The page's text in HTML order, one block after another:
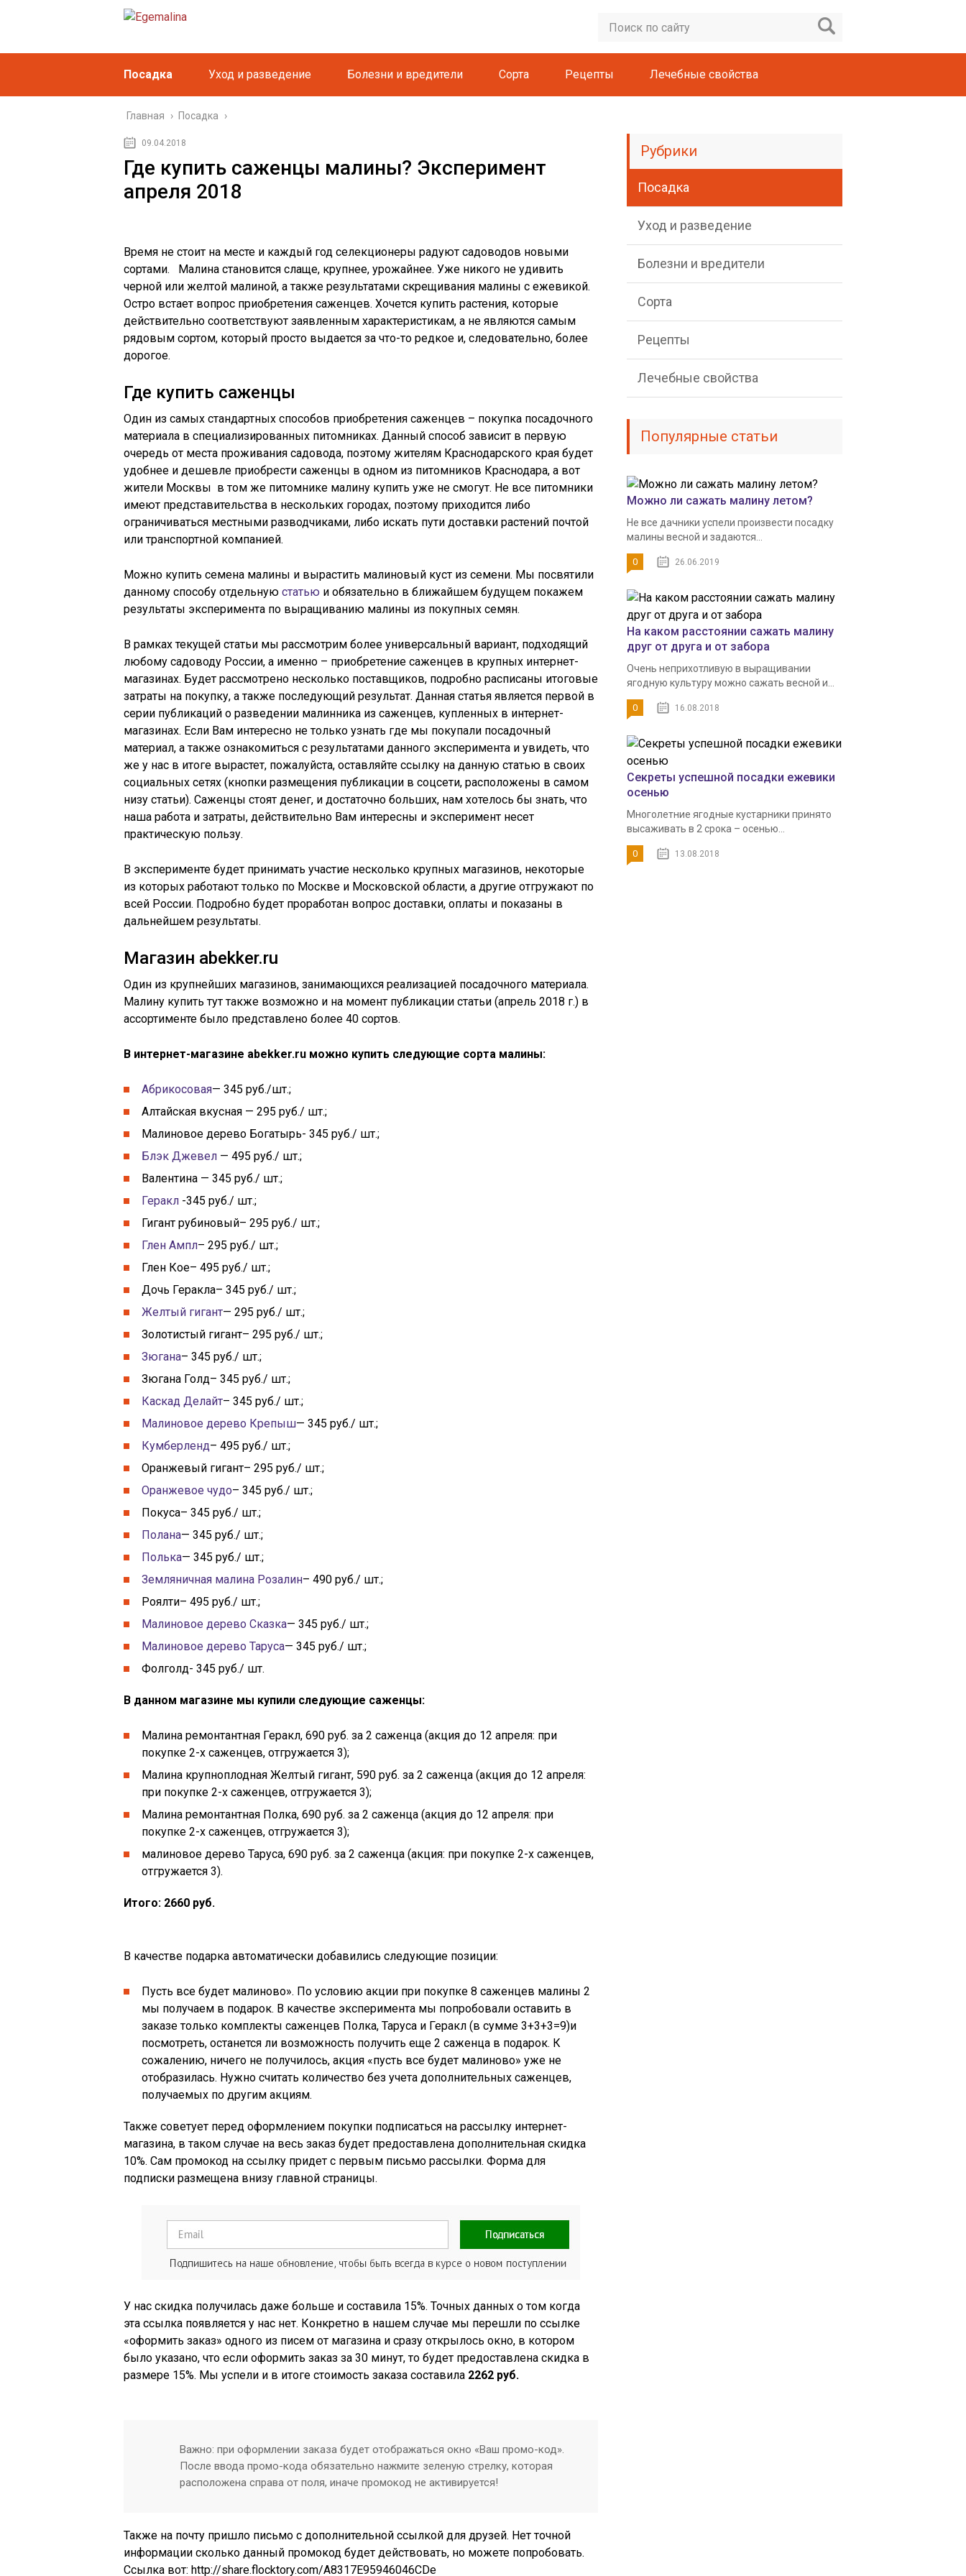
Посадка Уход и разведение Болезни и вредители Сорта Рецепты Лечебные свойства
Главная › Посадка ›
09.04.2018
Где купить саженцы малины? Эксперимент
апреля 2018
Время не стоит на месте и каждый год селекционеры радуют садоводов новыми
сортами. Малина становится слаще, крупнее, урожайнее. Уже никого не удивить
черной или желтой малиной, а также результатами скрещивания малины с ежевикой.
Остро встает вопрос приобретения саженцев. Хочется купить растения, которые
действительно соответствуют заявленным характеристикам, а не являются самым
рядовым сортом, который просто выдается за что-то редкое и, следовательно, более
дорогое.
Где купить саженцы
Один из самых стандартных способов приобретения саженцев – покупка посадочного
материала в специализированных питомниках. Данный способ зависит в первую
очередь от места проживания садовода, поэтому жителям Краснодарского края будет
удобнее и дешевле приобрести саженцы в одном из питомников Краснодара, а вот
жители Москвы в том же питомнике малину купить уже не смогут. Не все питомники
имеют представительства в нескольких городах, поэтому приходится либо
ограничиваться местными разводчиками, либо искать пути доставки растений почтой
или транспортной компанией.
Можно купить семена малины и вырастить малиновый куст из семени. Мы посвятили
данному способу отдельную статью и обязательно в ближайшем будущем покажем
результаты эксперимента по выращиванию малины из покупных семян.
В рамках текущей статьи мы рассмотрим более универсальный вариант, подходящий
любому садоводу России, а именно – приобретение саженцев в крупных интернет-
магазинах. Будет рассмотрено несколько поставщиков, подробно расписаны итоговые
затраты на покупку, а также последующий результат. Данная статья является первой в
серии публикаций о разведении малинника из саженцев, купленных в интернет-
магазинах. Если Вам интересно не только узнать где мы покупали посадочный
материал, а также ознакомиться с результатами данного эксперимента и увидеть, что
же у нас в итоге вырастет, пожалуйста, оставляйте ссылку на данную статью в своих
социальных сетях (кнопки размещения публикации в соцсети, расположены в самом
низу статьи). Саженцы стоят денег, и достаточно больших, нам хотелось бы знать, что
наша работа и затраты, действительно Вам интересны и эксперимент несет
практическую пользу.
В эксперименте будет принимать участие несколько крупных магазинов, некоторые
из которых работают только по Москве и Московской области, а другие отгружают по
всей России. Подробно будет проработан вопрос доставки, оплаты и показаны в
дальнейшем результаты.
Магазин abekker.ru
Один из крупнейших магазинов, занимающихся реализацией посадочного материала.
Малину купить тут также возможно и на момент публикации статьи (апрель 2018 г.) в
ассортименте было представлено более 40 сортов.
В интернет-магазине abekker.ru можно купить следующие сорта малины:
Абрикосовая— 345 руб./шт.;
Алтайская вкусная — 295 руб./ шт.;
Малиновое дерево Богатырь- 345 руб./ шт.;
Блэк Джевел — 495 руб./ шт.;
Валентина — 345 руб./ шт.;
Геракл -345 руб./ шт.;
Гигант рубиновый– 295 руб./ шт.;
Глен Ампл– 295 руб./ шт.;
Глен Кое– 495 руб./ шт.;
Дочь Геракла– 345 руб./ шт.;
Желтый гигант— 295 руб./ шт.;
Золотистый гигант– 295 руб./ шт.;
Зюгана– 345 руб./ шт.;
Зюгана Голд– 345 руб./ шт.;
Каскад Делайт– 345 руб./ шт.;
Малиновое дерево Крепыш— 345 руб./ шт.;
Кумберленд– 495 руб./ шт.;
Оранжевый гигант– 295 руб./ шт.;
Оранжевое чудо– 345 руб./ шт.;
Покуса– 345 руб./ шт.;
Полана— 345 руб./ шт.;
Полька— 345 руб./ шт.;
Земляничная малина Розалин– 490 руб./ шт.;
Роялти– 495 руб./ шт.;
Малиновое дерево Сказка— 345 руб./ шт.;
Малиновое дерево Таруса— 345 руб./ шт.;
Фолголд- 345 руб./ шт.
В данном магазине мы купили следующие саженцы:
Малина ремонтантная Геракл, 690 руб. за 2 саженца (акция до 12 апреля: при
покупке 2-х саженцев, отгружается 3);
Малина крупноплодная Желтый гигант, 590 руб. за 2 саженца (акция до 12 апреля:
при покупке 2-х саженцев, отгружается 3);
Малина ремонтантная Полка, 690 руб. за 2 саженца (акция до 12 апреля: при
покупке 2-х саженцев, отгружается 3);
малиновое дерево Таруса, 690 руб. за 2 саженца (акция: при покупке 2-х саженцев,
отгружается 3).
Итого: 2660 руб.
В качестве подарка автоматически добавились следующие позиции:
Пусть все будет малиново». По условию акции при покупке 8 саженцев малины 2
мы получаем в подарок. В качестве эксперимента мы попробовали оставить в
заказе только комплекты саженцев Полка, Таруса и Геракл (в сумме 3+3+3=9)и
посмотреть, останется ли возможность получить еще 2 саженца в подарок. К
сожалению, ничего не получилось, акция «пусть все будет малиново» уже не
отобразилась. Нужно считать количество без учета дополнительных саженцев,
получаемых по другим акциям.
Также советует перед оформлением покупки подписаться на рассылку интернет-
магазина, в таком случае на весь заказ будет предоставлена дополнительная скидка
10%. Сам промокод на ссылку придет с первым письмо рассылки. Форма для
подписки размещена внизу главной страницы.
У нас скидка получилась даже больше и составила 15%. Точных данных о том когда
эта ссылка появляется у нас нет. Конкретно в нашем случае мы перешли по ссылке
«оформить заказ» одного из писем от магазина и сразу открылось окно, в котором
было указано, что если оформить заказ за 30 минут, то будет предоставлена скидка в
размере 15%. Мы успели и в итоге стоимость заказа составила 2262 руб.
Важно: при оформлении заказа будет отображаться окно «Ваш промо-код».
После ввода промо-кода обязательно нажмите зеленую стрелку, которая
расположена справа от поля, иначе промокод не активируется!
Также на почту пришло письмо с дополнительной ссылкой для друзей. Нет точной
информации сколько данный промокод будет действовать, но можете попробовать.
Ссылка вот: http://share.flocktory.com/A8317E95946046CDe
Рубрики
Посадка
Уход и разведение
Болезни и вредители
Сорта
Рецепты
Лечебные свойства
Популярные статьи
Можно ли сажать малину летом?
Не все дачники успели произвести посадку
малины весной и задаются...
0 26.06.2019
На каком расстоянии сажать малину
друг от друга и от забора
Очень неприхотливую в выращивании
ягодную культуру можно сажать весной и...
0 16.08.2018
Секреты успешной посадки ежевики
осенью
Многолетние ягодные кустарники принято
высаживать в 2 срока – осенью...
0 13.08.2018